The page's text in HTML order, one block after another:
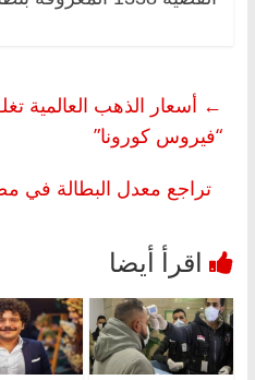
← أسعار الذهب العالمية
“فيروس كورونا”
تراجع معدل البطالة في مصر إلى 8%